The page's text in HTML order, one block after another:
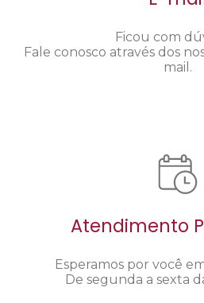
Ficou com
Fale conosco através dos
mail.
Atendimento
Esperamos por você
De segunda a sexta